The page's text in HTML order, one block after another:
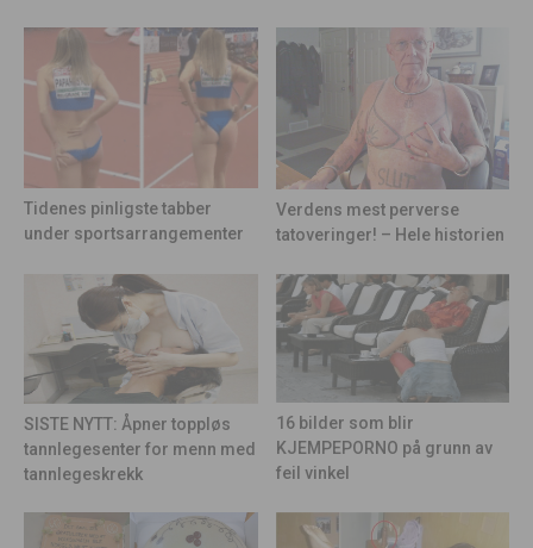
Tidenes pinligste tabber
under sportsarrangementer
Verdens mest perverse
tatoveringer! – Hele historien
SISTE NYTT: Åpner toppløs
tannlegesenter for menn med
tannlegeskrekk
16 bilder som blir
KJEMPEPORNO på grunn av
feil vinkel